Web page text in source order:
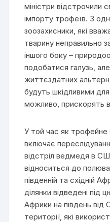
міністри відстрочили
імпорту трофеїв. З
зоозахисники, які
тварину неправильно
іншого боку –
подобатися галузь,
життєздатних
будуть шкідливими
можливо, прискорять
У той час як трофейне
включає
відстріл ведмедя в
відноситься до
південній та східній
ділянки відведені під
Африки на південь
території, які